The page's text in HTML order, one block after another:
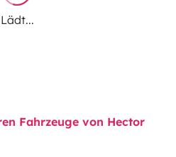
Lädt...
Fahrzeuge von Hector